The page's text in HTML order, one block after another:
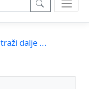
traži dalje ...